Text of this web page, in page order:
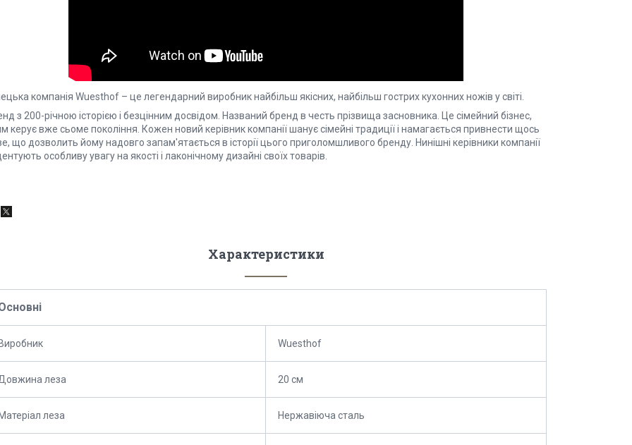
компанія Wuesthof – це легендарний виробник найбільш якісних, найбільш гострих кухонних ножів у світі.
з 200-річною історією і безцінним досвідом. Названий бренд в честь прізвища засновника. Це сімейний бізнес,
керує вже сьоме покоління. Кожен новий керівник компанії шанує сімейні традиції і намагається привнести щось
що дозволить йому надовго запам'ятається в історії цього приголомшливого бренду. Нинішні керівники компанії
особливу увагу на якості і лаконічному дизайні своїх товарів.
Характеристики
Виробник Wuesthof
леза 20 см
Матеріал леза Нержавіюча сталь